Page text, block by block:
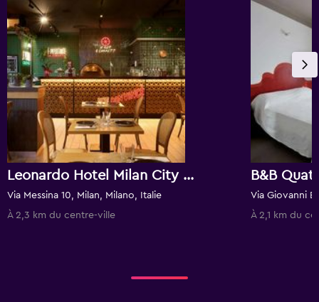
Leonardo Hotel Milan City Center
Via Messina 10, Milan, Milano, Italie
À 2,3 km du centre-ville
B&B
À 2,1 km du